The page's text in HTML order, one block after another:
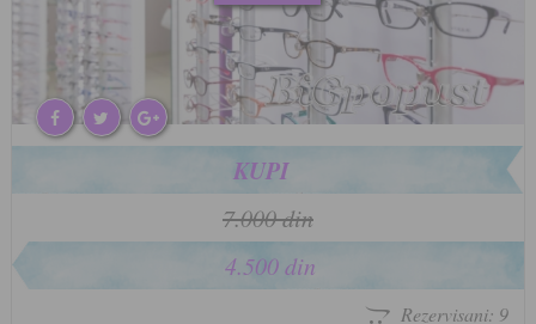
KUPI
7.000 din
4.500 din
Rezervisani: 9